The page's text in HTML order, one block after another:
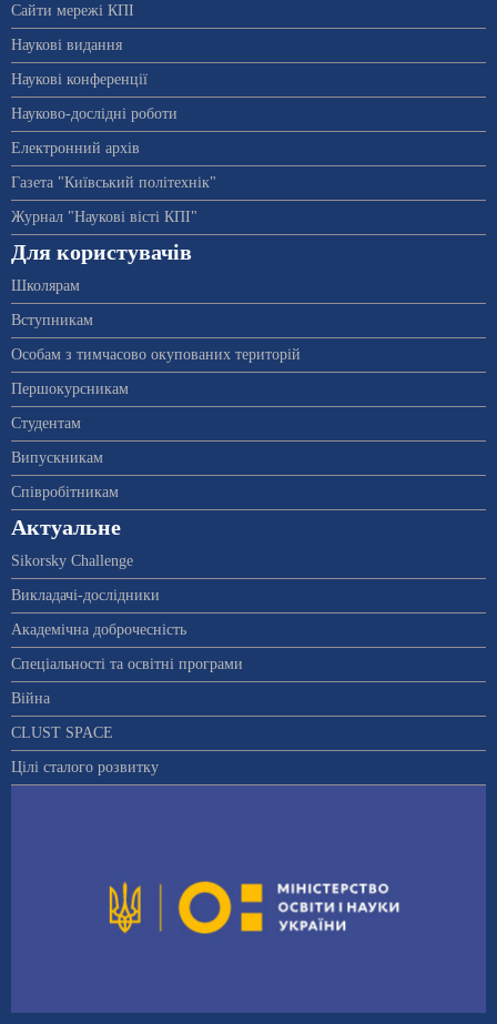
Сайти мережі КПІ
Наукові видання
Наукові конференції
Науково-дослідні роботи
Електронний архів
Газета "Київський політехнік"
Журнал "Наукові вісті КПІ"
Для користувачів
Школярам
Вступникам
Особам з тимчасово окупованих територій
Першокурсникам
Студентам
Випускникам
Співробітникам
Актуальне
Sikorsky Challenge
Викладачі-дослідники
Академічна доброчесність
Спеціальності та освітні програми
Війна
CLUST SPACE
Цілі сталого розвитку